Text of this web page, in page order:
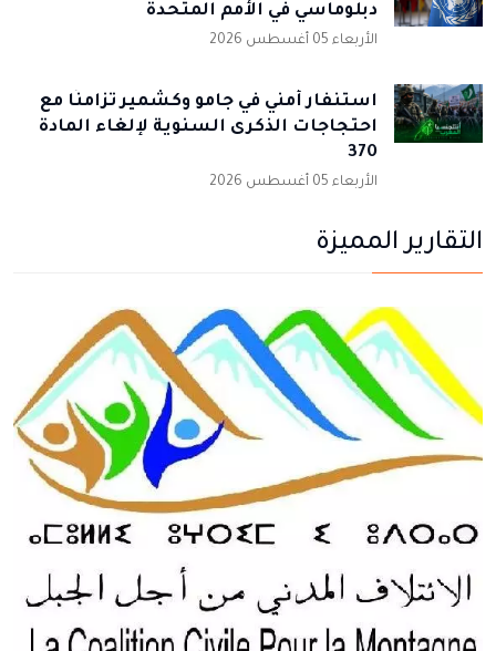
دبلوماسي في الأمم المتحدة
الأربعاء 05 أغسطس 2026
استنفار أمني في جامو وكشمير تزامنًا مع
احتجاجات الذكرى السنوية لإلغاء المادة
370
الأربعاء 05 أغسطس 2026
التقارير المميزة